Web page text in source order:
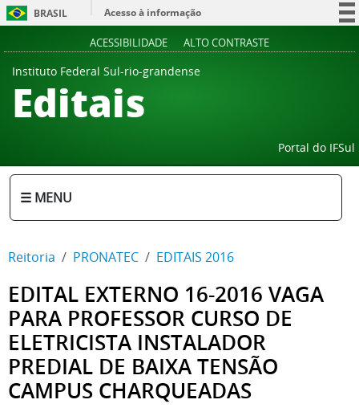
BRASIL
Acesso à informação
ACESSIBILIDADE ALTO CONTRASTE
Instituto Federal Sul-rio-grandense
Editais
Portal do IFSul
☰ MENU
Reitoria PRONATEC EDITAIS 2016
EDITAL EXTERNO 16-2016 VAGA
PARA PROFESSOR CURSO DE
ELETRICISTA INSTALADOR
PREDIAL DE BAIXA TENSÃO
CAMPUS CHARQUEADAS